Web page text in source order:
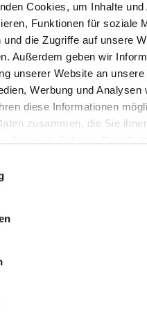
Cookies, um Inhalte und
Funktionen für soziale
und die Zugriffe auf unsere
Außerdem geben wir
unserer Website an
Werbung und Analysen
diese Informationen
zusammen, die Sie
von Frau Dr. Fleck, es
sehr intensiv an den Tischen
(Gänseessen) wurde sehr gut